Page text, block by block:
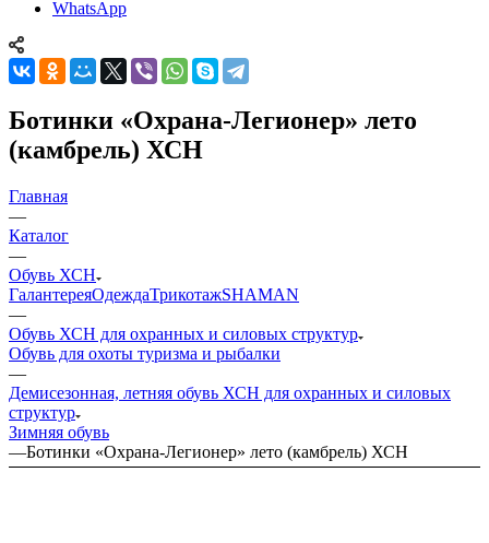
WhatsApp
Ботинки «Охрана-Легионер» лето
(камбрель) ХСН
Главная
—
Каталог
—
Обувь ХСН
ГалантереяОдеждаТрикотажSHAMAN
—
Обувь ХСН для охранных и силовых структур
Обувь для охоты туризма и рыбалки
—
Демисезонная, летняя обувь ХСН для охранных и силовых
структур
Зимняя обувь
—Ботинки «Охрана-Легионер» лето (камбрель) ХСН